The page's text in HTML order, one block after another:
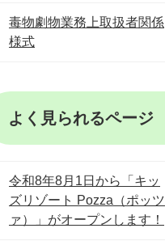
毒物劇物業務上取扱者関係
様式
よく見られるページ
令和8年8月1日から「キッ
ズリゾート Pozza（ポッツ
ァ）」がオープンします！